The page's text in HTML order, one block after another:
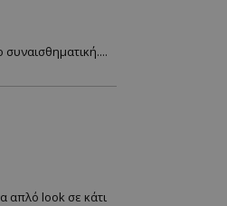
απλό look σε κάτι